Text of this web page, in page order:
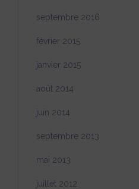
septembre 2016
février 2015
janvier 2015
août 2014
juin 2014
septembre 2013
mai 2013
juillet 2012